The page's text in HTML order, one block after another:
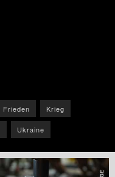
Frieden Krieg
Ukraine